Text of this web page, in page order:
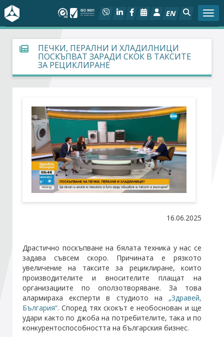
EN
За БСК
На фокус
Социален диалог
Дейности
Арбитражен съд
Стани член
Абонирайте се!
ПЕЧКИ, ПЕРАЛНИ И ХЛАДИЛНИЦИ
ПОСКЪПВАТ ЗАРАДИ СКОК В ТАКСИТЕ
ЗА РЕЦИКЛИРАНЕ
16.06.2025
Драстично поскъпване на бялата техника у нас се
задава съвсем скоро. Причината е рязкото
увеличение на таксите за рециклиране, които
производителите и вносителите плащат на
организациите по оползотворяване. За това
алармираха експерти в студиото на „Здравей,
България“. Според тях скокът е необоснован и ще
удари както по джоба на потребителите, така и по
конкурентоспособността на българския бизнес.